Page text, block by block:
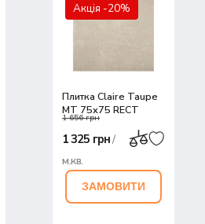
Акція -20%
Плитка Claire Taupe
MT 75х75 RECT
1 656 грн
1 325 грн/
м.кв.
ЗАМОВИТИ